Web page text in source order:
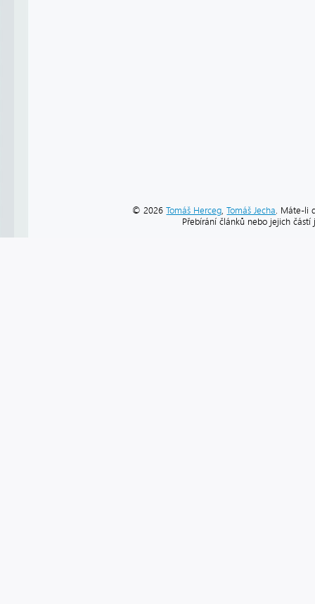
© 2026Tomáš Herceg,Tomáš Jecha. Máte-li
Přebírání článků nebo jejich